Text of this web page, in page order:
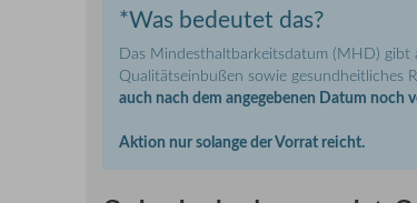
*Was bedeutet das?
Das Mindesthaltbarkeitsdatum (MHD) gibt
Qualitätseinbußen sowie gesundheitliches
auch nach dem angegebenen Datum noch
Aktion nur solange der Vorrat reicht.